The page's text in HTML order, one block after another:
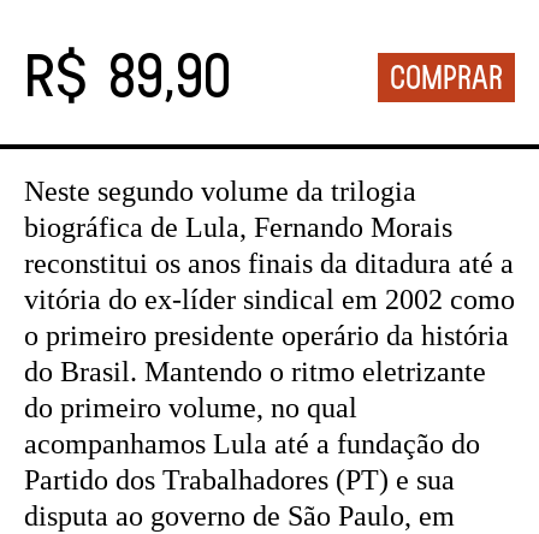
R$ 89,90
Neste segundo volume da trilogia
biográfica de Lula, Fernando Morais
reconstitui os anos finais da ditadura até a
vitória do ex-líder sindical em 2002 como
o primeiro presidente operário da história
do Brasil. Mantendo o ritmo eletrizante
do primeiro volume, no qual
acompanhamos Lula até a fundação do
Partido dos Trabalhadores (PT) e sua
disputa ao governo de São Paulo, em